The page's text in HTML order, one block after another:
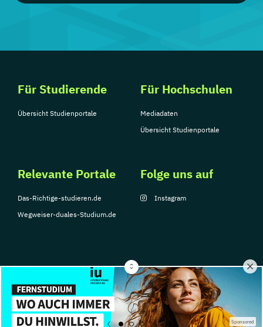
Sponsored
Für Studierende
Übersicht Studienportale
Für Hochschulen
Mediadaten
Übersicht Studienportale
Relevante Portale
Das-Richtige-studieren.de
Wegweiser-duales-Studium.de
Folge uns auf
Instagram
© Copyright 2026, TarGroup Media GmbH
Impressum
Über
uns
Datenschutzerklärung Nutzungsbedingungen